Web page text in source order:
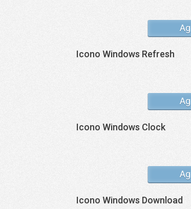
Icono Windows Refresh
Icono Windows Clock
Icono Windows Download